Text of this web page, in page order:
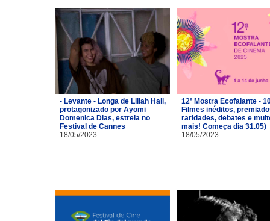
- Levante - Longa de Lillah Hall,
protagonizado por Ayomi
Domenica Dias, estreia no
Festival de Cannes
18/05/2023
12ª Mostra Ecofalante -
Filmes inéditos,
raridades, debates e
mais! Começa dia 31.05)
18/05/2023